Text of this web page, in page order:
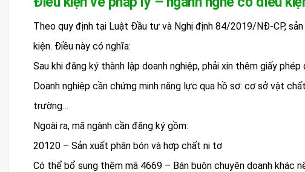
Theo quy định tại Luật Đầu tư và Nghị định 84/2019/NĐ-CP,
kiện. Điều này có nghĩa:
Sau khi đăng ký thành lập doanh nghiệp, phải xin thêm giấy
Doanh nghiệp cần chứng minh năng lực qua hồ sơ: cơ sở vật
trường…
Ngoài ra, mã ngành cần đăng ký gồm:
20120 – Sản xuất phân bón và hợp chất ni tơ
Có thể bổ sung thêm mã 4669 – Bán buôn chuyên doanh khác